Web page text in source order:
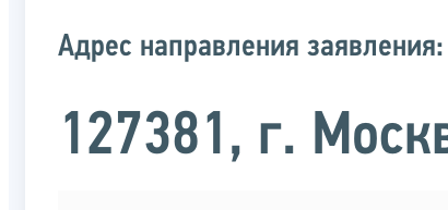
Адрес направления заявления:
127381, г.